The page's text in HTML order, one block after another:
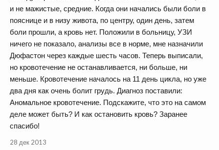
и не мажистые, средние. Когда они начались были боли в
пояснице и в низу живота, по центру, один день, затем
боли прошли, а кровь нет. Положили в больницу, УЗИ
ничего не показало, анализы все в норме, мне назначили
Дюфастон через каждые шесть часов. Теперь выписали,
но кровотечение не останавливается, ни больше, ни
меньше. Кровотечение началось на 11 день цикла, но уже
два дня как очень болит грудь. Диагноз поставили:
Аномальное кровотечение. Подскажите, что это на самом
деле может быть? И как остановить кровь? Заранее
спасибо!
28 дек 2013